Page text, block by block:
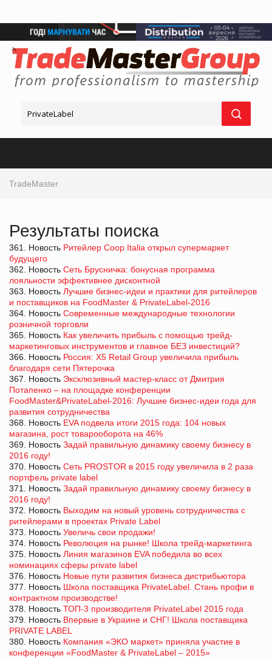
TradeMaster
Результаты поиска
361. Новость Ритейлер Coop Italia открыл супермаркет
будущего
362. Новость Сеть Брусничка: бонусная программа
лояльности эффективнее дисконтной
363. Новость Лучшие бизнес-идеи и практики для ритейлеров
и поставщиков на FoodMaster & PrivateLabel-2016
364. Новость Современные международные технологии
розничной торговли
365. Новость Как увеличить прибыль с помощью трейд-
маркетинговых инструментов и главное БЕЗ инвестиций?
366. Новость Россия: X5 Retail Group увеличила прибыль
благодаря сети Пятерочка
367. Новость Эксклюзивный мастер-класс от Дмитрия
Потапенко – на площадке конференции
FoodMaster&PrivateLabel-2016: Лучшие бизнес-идеи года для
развития сотрудничества
368. Новость EVA подвела итоги 2015 года: 104 новых
магазина, рост товарооборота на 46%
369. Новость Задай правильную динамику своему бизнесу в
2016 году!
370. Новость Сеть PROSTOR в 2015 году увеличила в 2 раза
портфель private label
371. Новость Задай правильную динамику своему бизнесу в
2016 году!
372. Новость Выходим на новый уровень сотрудничества с
ритейлерами в проектах Private Label
373. Новость Увеличь свои продажи!
374. Новость Революция на рынке! Школа трейд-маркетинга
375. Новость Линия магазинов EVA победила во всех
номинациях сферы private label
376. Новость Новые пути развития бизнеса дистрибьютора
377. Новость Школа поставщика PrivateLabel. Стань профи в
контрактном производстве!
378. Новость ТОП-3 производителя PrivateLabel 2015 года
379. Новость Впервые в Украине и СНГ! Школа поставщика
PRIVATE LABEL
380. Новость Компания «ЭКО маркет» приняла участие в
конференции «FoodMaster & PrivateLabel – 2015»